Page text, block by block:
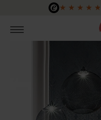
Zum Hauptinhalt springen
★ ★ ★ ★ ★